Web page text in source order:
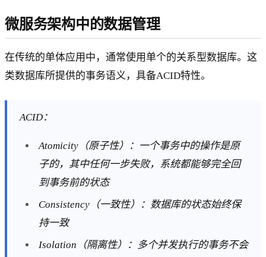
微服务架构中的数据管理
在传统的单体应用中，通常使用单个的关系型数据库。这
类数据库所提供的事务语义，具备ACID特性。
ACID：
Atomicity（原子性）：一个事务中的操作是原
子的，其中任何一步失败，系统都能够完全回
到事务前的状态
Consistency（一致性）：数据库的状态始终保
持一致
Isolation（隔离性）：多个并发执行的事务不会